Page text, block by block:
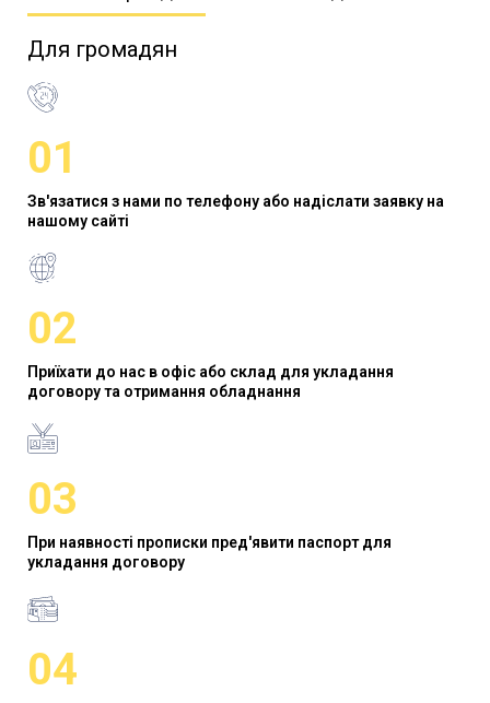
Для громадян
01
Зв'язатися з нами по телефону або надіслати заявку на
нашому сайті
02
Приїхати до нас в офіс або склад для укладання
договору та отримання обладнання
03
При наявності прописки пред'явити паспорт для
укладання договору
04